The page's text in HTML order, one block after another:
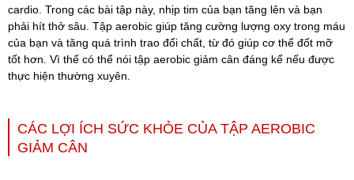
cardio. Trong các bài tập này, nhịp tim của bạn tăng lên và bạn
phải hít thở sâu. Tập aerobic giúp tăng cường lượng oxy trong máu
của bạn và tăng quá trình trao đổi chất, từ đó giúp cơ thể đốt mỡ
tốt hơn. Vì thế có thể nói tập aerobic giảm cân đáng kể nếu được
thực hiện thường xuyên.
CÁC LỢI ÍCH SỨC KHỎE CỦA TẬP AEROBIC
GIẢM CÂN